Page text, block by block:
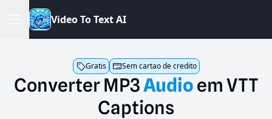
VideoToTextAI
Gratis Sem cartao de credito
Converter MP3AudioemVTT
Captions